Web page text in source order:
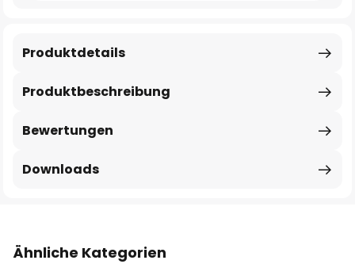
Produktbeschreibung
Produktdetails
Bewertungen
Downloads
Ähnliche Kategorien